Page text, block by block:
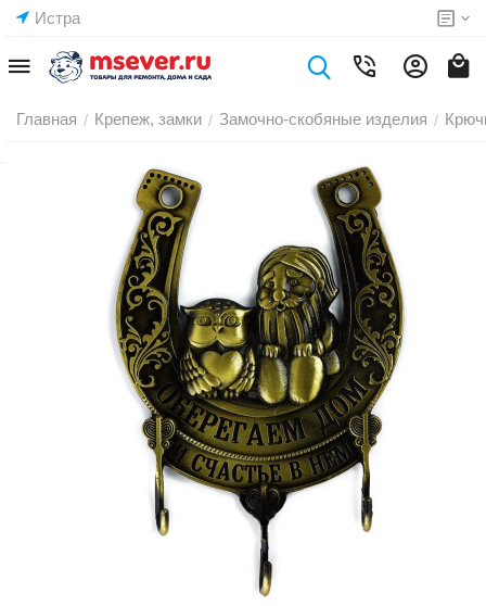
Истра
Главная / Крепеж, замки / Замочно-скобяные изделия /